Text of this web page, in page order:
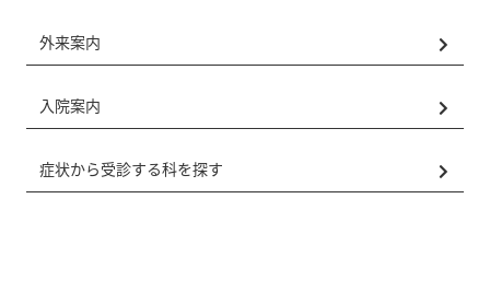
外来案内
入院案内
症状から受診する科を探す